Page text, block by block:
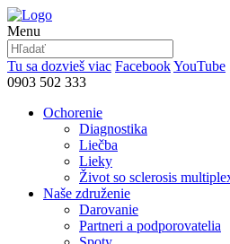
Menu
Tu sa dozvieš viac FacebookYouTube
0903 502 333
Ochorenie
Diagnostika
Liečba
Lieky
Život so sclerosis
Naše združenie
Darovanie
Partneri a podporovatelia